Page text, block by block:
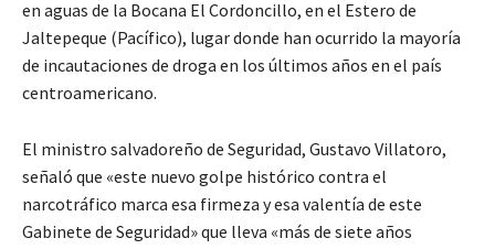
en aguas de la Bocana El Cordoncillo, en el Estero de
Jaltepeque (Pacífico), lugar donde han ocurrido la mayoría
de incautaciones de droga en los últimos años en el país
centroamericano.
El ministro salvadoreño de Seguridad, Gustavo Villatoro,
señaló que «este nuevo golpe histórico contra el
narcotráfico marca esa firmeza y esa valentía de este
Gabinete de Seguridad» que lleva «más de siete años